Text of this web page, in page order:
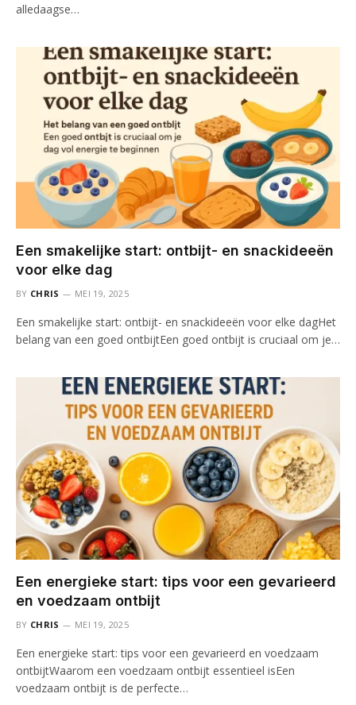
alledaagse…
Een smakelijke start: ontbijt- en snackideeën
voor elke dag
BY CHRIS MEI 19, 2025
Een smakelijke start: ontbijt- en snackideeën voor elke dagHet
belang van een goed ontbijtEen goed ontbijt is cruciaal om je…
Een energieke start: tips voor een gevarieerd
en voedzaam ontbijt
BY CHRIS MEI 19, 2025
Een energieke start: tips voor een gevarieerd en voedzaam
ontbijtWaarom een voedzaam ontbijt essentieel isEen
voedzaam ontbijt is de perfecte…